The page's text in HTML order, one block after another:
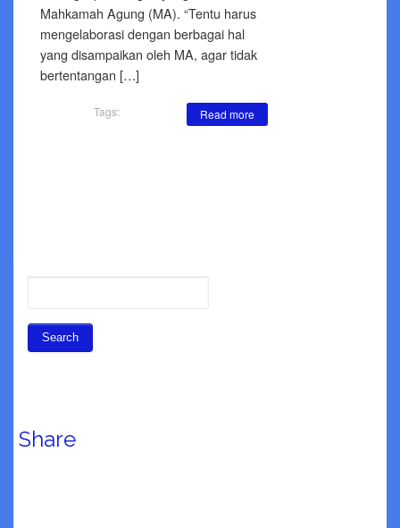
Mahkamah Agung (MA). “Tentu harus
mengelaborasi dengan berbagai hal
yang disampaikan oleh MA, agar tidak
bertentangan […]
Read more
Tags:
Share